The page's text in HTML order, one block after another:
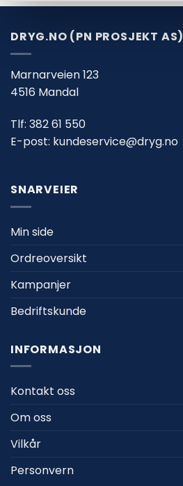
DRYG.NO (PN PROSJEKT AS)
Marnarveien 123
4516 Mandal
Tlf: 382 61 550
E-post: kundeservice@dryg.no
SNARVEIER
Min side
Ordreoversikt
Kampanjer
Bedriftskunde
INFORMASJON
Kontakt oss
Om oss
Vilkår
Personvern